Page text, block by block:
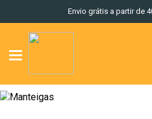
Envio grátis a partir de
Toggle